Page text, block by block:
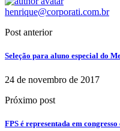
henrique@corporati.com.br
Post anterior
Seleção para aluno especial do
24 de novembro de 2017
Próximo post
FPS é representada em